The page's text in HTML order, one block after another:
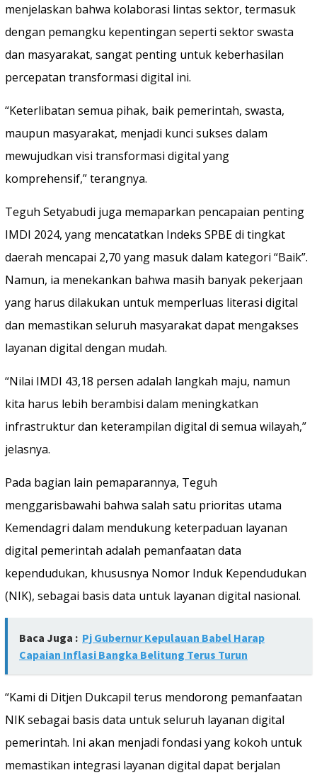
menjelaskan bahwa kolaborasi lintas sektor, termasuk
dengan pemangku kepentingan seperti sektor swasta
dan masyarakat, sangat penting untuk keberhasilan
percepatan transformasi digital ini.
“Keterlibatan semua pihak, baik pemerintah, swasta,
maupun masyarakat, menjadi kunci sukses dalam
mewujudkan visi transformasi digital yang
komprehensif,” terangnya.
Teguh Setyabudi juga memaparkan pencapaian penting
IMDI 2024, yang mencatatkan Indeks SPBE di tingkat
daerah mencapai 2,70 yang masuk dalam kategori “Baik”.
Namun, ia menekankan bahwa masih banyak pekerjaan
yang harus dilakukan untuk memperluas literasi digital
dan memastikan seluruh masyarakat dapat mengakses
layanan digital dengan mudah.
“Nilai IMDI 43,18 persen adalah langkah maju, namun
kita harus lebih berambisi dalam meningkatkan
infrastruktur dan keterampilan digital di semua wilayah,”
jelasnya.
Pada bagian lain pemaparannya, Teguh
menggarisbawahi bahwa salah satu prioritas utama
Kemendagri dalam mendukung keterpaduan layanan
digital pemerintah adalah pemanfaatan data
kependudukan, khususnya Nomor Induk Kependudukan
(NIK), sebagai basis data untuk layanan digital nasional.
Baca Juga : Pj Gubernur Kepulauan Babel Harap
Capaian Inflasi Bangka Belitung Terus Turun
“Kami di Ditjen Dukcapil terus mendorong pemanfaatan
NIK sebagai basis data untuk seluruh layanan digital
pemerintah. Ini akan menjadi fondasi yang kokoh untuk
memastikan integrasi layanan digital dapat berjalan